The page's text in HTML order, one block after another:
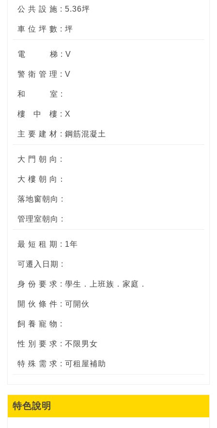
公 共 設 施 : 5.36坪
車 位 坪 數 : 坪
電 梯 : V
警 衛 管 理 : V
和 室 :
樓 中 樓 : X
主 要 建 材 : 鋼筋混凝土
大 門 朝 向 :
大 樓 朝 向：
落地窗朝向 :
管理室朝向 :
最 短 租 期 : 1年
可遷入日期 :
身 份 要 求 : 學生．上班族．家庭．
開 伙 條 件 : 可開伙
飼 養 寵 物 :
性 別 要 求 : 不限男女
特 殊 需 求 : 可租屋補助
特色說明